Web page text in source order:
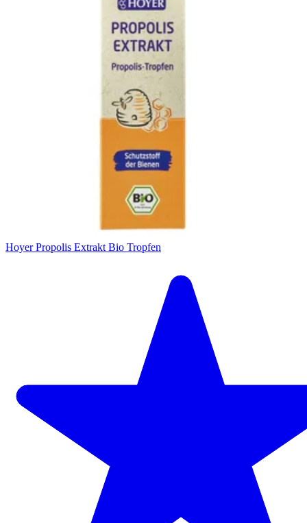
Hoyer Propolis Extrakt Bio Tropfen